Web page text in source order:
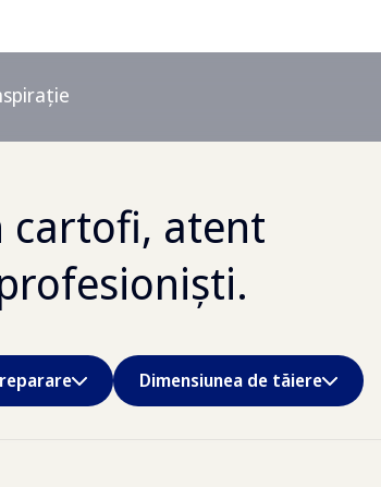
cartofi, atent
Dimensiunea de tăiere